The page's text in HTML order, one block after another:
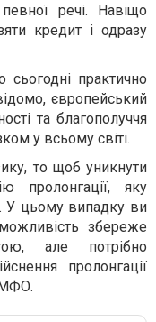
речі. Навіщо
кредит і одразу
практично
європейський
та благополуччя
у всьому світі.
то щоб уникнути
пролонгації, яку
У цьому випадку ви
збереже
але потрібно
пролонгації
МФО.